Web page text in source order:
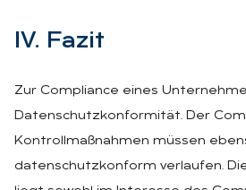
IV. Fa­zit
Zur Compliance eines
Datenschutzkonformität. Der
Kontrollmaßnahmen müssen
datenschutzkonform verlaufen.